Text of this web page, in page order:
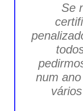
Se
num